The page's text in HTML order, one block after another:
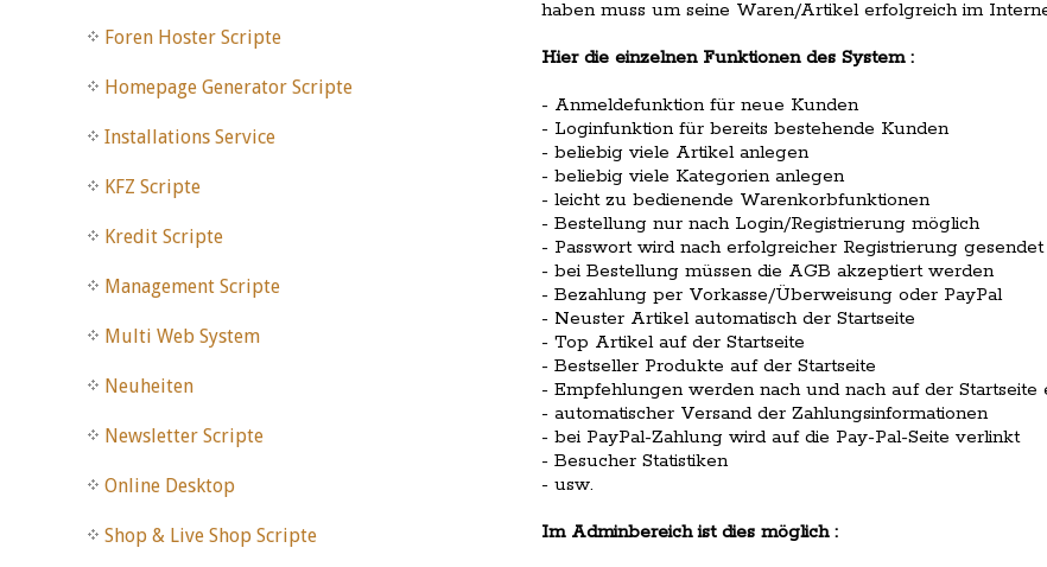
haben muss um seine Waren/Artikel erfolgreich im
Hier die einzelnen Funktionen des System :
- Anmeldefunktion für neue Kunden
- Loginfunktion für bereits bestehende Kunden
- beliebig viele Artikel anlegen
- beliebig viele Kategorien anlegen
- leicht zu bedienende Warenkorbfunktionen
- Bestellung nur nach Login/Registrierung möglich
- Passwort wird nach erfolgreicher Registrierung gesendet
- bei Bestellung müssen die AGB akzeptiert werden
- Bezahlung per Vorkasse/Überweisung oder PayPal
- Neuster Artikel automatisch der Startseite
- Top Artikel auf der Startseite
- Bestseller Produkte auf der Startseite
- Empfehlungen werden nach und nach auf der Startseite
- automatischer Versand der Zahlungsinformationen
- bei PayPal-Zahlung wird auf die Pay-Pal-Seite verlinkt
- Besucher Statistiken
- usw.
Im Adminbereich ist dies möglich :
Foren Hoster Scripte
Homepage Generator Scripte
Installations Service
KFZ Scripte
Kredit Scripte
Management Scripte
Multi Web System
Neuheiten
Newsletter Scripte
Online Desktop
Shop & Live Shop Scripte